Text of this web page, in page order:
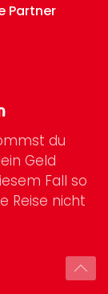
Partner
du
Geld
Fall so
Reise nicht